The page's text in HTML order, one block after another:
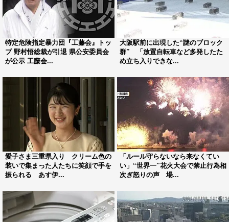
特定危険指定暴力団『工藤会』トッ
プ 野村悟総裁が引退 県公安委員会
が公示 工藤会...
大阪駅前に出現した“謎のブロック
群” 「放置自転車など多発したた
め立ち入りできな...
愛子さま三重県入り クリーム色の
装いで集まった人たちに笑顔で手を
振られる あす伊...
「ルール守らないなら来なくてい
い」“世界一”花火大会で禁止行為相
次ぎ怒りの声 場...